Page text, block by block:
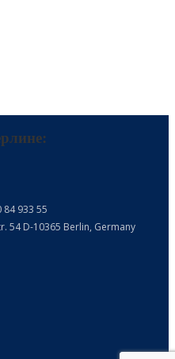
84 933 55
54 D-10365 Berlin, Germany